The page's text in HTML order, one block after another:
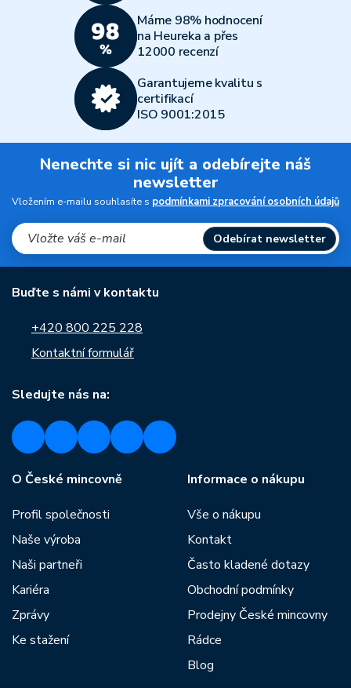
Máme 98% hodnocení
na Heureka a přes
12000 recenzí
Garantujeme kvalitu s
certifikací
ISO 9001:2015
Nenechte si nic ujít a odebírejte náš
newsletter
Vložením e-mailu souhlasíte s podmínkami zpracování osobních údajů
Odebírat newsletter
Buďte s námi v kontaktu
+420 800 225 228
Kontaktní formulář
Sledujte nás na:
O České mincovně
Profil společnosti
Naše výroba
Naši partneři
Kariéra
Zprávy
Ke stažení
Informace o nákupu
Vše o nákupu
Kontakt
Často kladené dotazy
Obchodní podmínky
Prodejny České mincovny
Rádce
Blog